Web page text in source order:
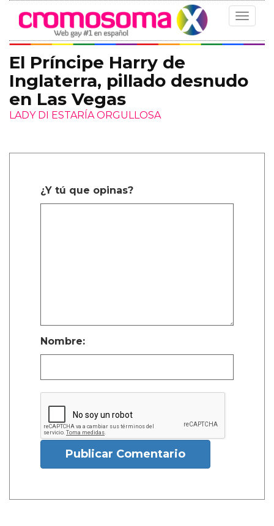
Toggle
El Príncipe Harry de
Inglaterra, pillado desnudo
en Las Vegas
LADY DI ESTARÍA ORGULLOSA
¿Y tú que opinas?
Nombre:
Publicar Comentario